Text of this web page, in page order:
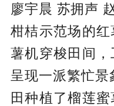
廖宇晨 苏拥声
柑桔示范场的
薯机穿梭田间，
呈现一派繁忙景
田种植了榴莲